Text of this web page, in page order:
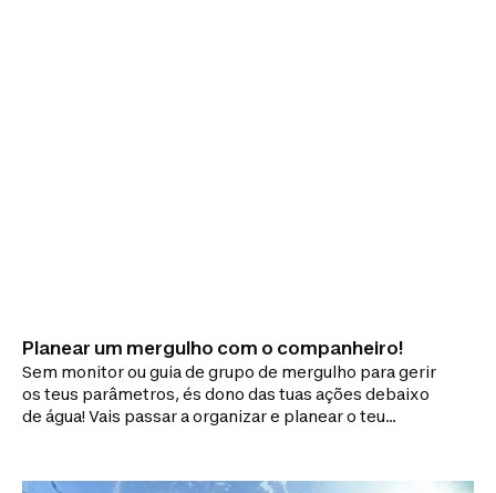
Planear um mergulho com o companheiro!
Sem monitor ou guia de grupo de mergulho para gerir
os teus parâmetros, és dono das tuas ações debaixo
de água! Vais passar a organizar e planear o teu
seguindo as regras de segurança debaixo de água!